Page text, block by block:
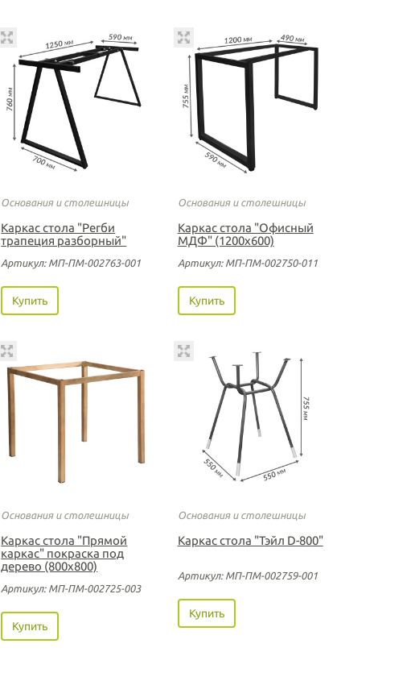
Основания и столешницы
Каркас стола "Регби
трапеция разборный"
Артикул: МП-ПМ-002763-001
Купить
Основания и столешницы
Каркас стола "Офисный
МДФ" (1200х600)
Артикул: МП-ПМ-002750-011
Купить
Основания и столешницы
Каркас стола "Прямой
каркас" покраска под
дерево (800х800)
Артикул: МП-ПМ-002725-003
Купить
Основания и столешницы
Каркас стола "Тэйл D-800"
Артикул: МП-ПМ-002759-001
Купить